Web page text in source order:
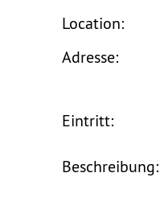
Location:
Adresse:
Eintritt:
Beschreibung: